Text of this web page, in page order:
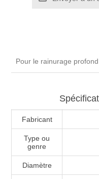
Pour le rainurage
Fabricant
Type ou
genre
Diamètre